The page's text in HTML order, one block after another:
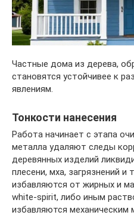
Частные дома из дерева,
становятся устойчивее к
явлениям.
Тонкости нанесения
Работа начинает с этапа
металла удаляют следы
деревянных изделий
плесени, мха, загрязнений
избавляются от жирных и
white-spirit, либо иным
избавляются